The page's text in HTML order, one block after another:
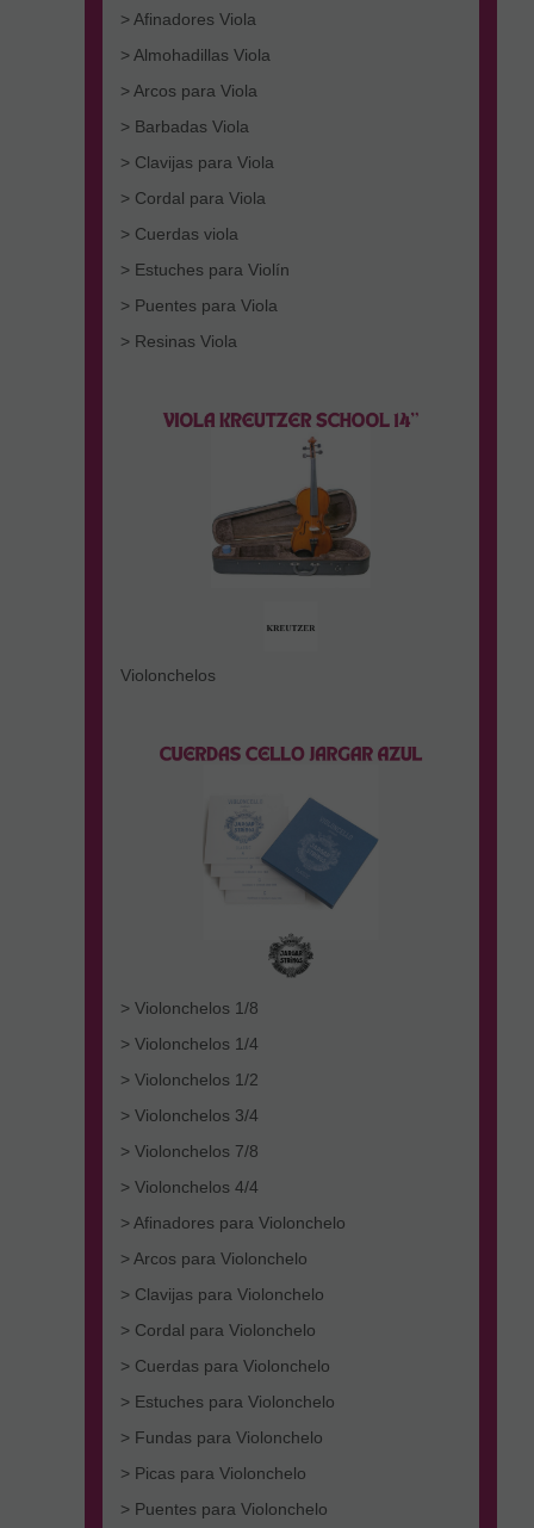
> Afinadores Viola
> Almohadillas Viola
> Arcos para Viola
> Barbadas Viola
> Clavijas para Viola
> Cordal para Viola
> Cuerdas viola
> Estuches para Violín
> Puentes para Viola
> Resinas Viola
Violonchelos
> Violonchelos 1/8
> Violonchelos 1/4
> Violonchelos 1/2
> Violonchelos 3/4
> Violonchelos 7/8
> Violonchelos 4/4
> Afinadores para Violonchelo
> Arcos para Violonchelo
> Clavijas para Violonchelo
> Cordal para Violonchelo
> Cuerdas para Violonchelo
> Estuches para Violonchelo
> Fundas para Violonchelo
> Picas para Violonchelo
> Puentes para Violonchelo